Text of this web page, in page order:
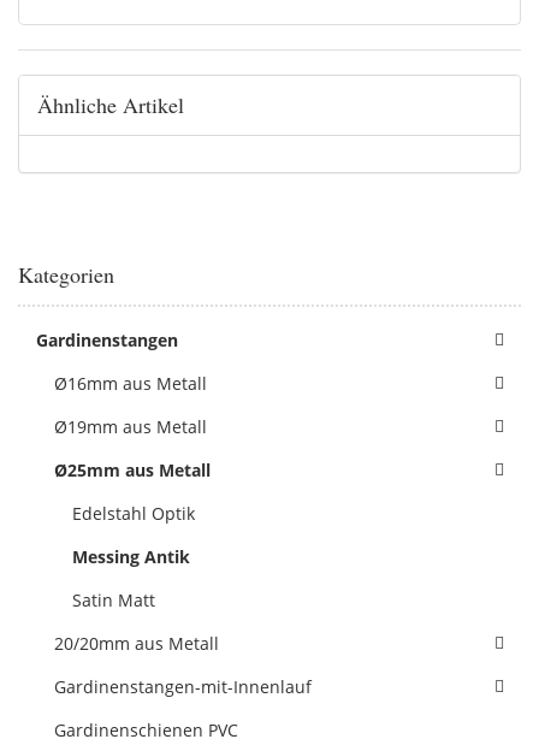
Ähnliche Artikel
Kategorien
Gardinenstangen
Ø16mm aus Metall
Ø19mm aus Metall
Ø25mm aus Metall
Edelstahl Optik
Messing Antik
Satin Matt
20/20mm aus Metall
Gardinenstangen-mit-Innenlauf
Gardinenschienen PVC